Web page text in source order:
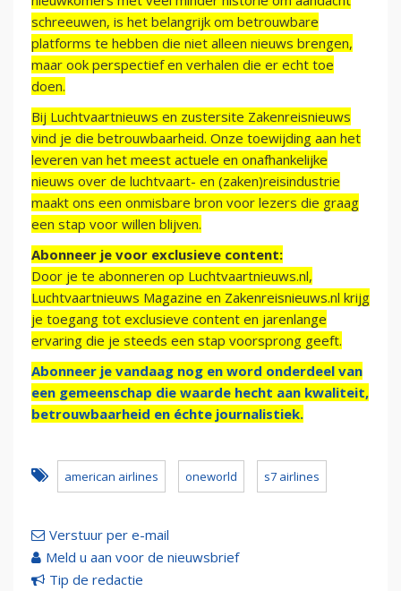
schreeuwen, is het belangrijk om betrouwbare
platforms te hebben die niet alleen nieuws brengen,
maar ook perspectief en verhalen die er echt toe
doen.
Bij Luchtvaartnieuws en zustersite Zakenreisnieuws
vind je die betrouwbaarheid. Onze toewijding aan het
leveren van het meest actuele en onafhankelijke
nieuws over de luchtvaart- en (zaken)reisindustrie
maakt ons een onmisbare bron voor lezers die graag
een stap voor willen blijven.
Abonneer je voor exclusieve content:
Door je te abonneren op Luchtvaartnieuws.nl,
Luchtvaartnieuws Magazine en Zakenreisnieuws.nl krijg
je toegang tot exclusieve content en jarenlange
ervaring die je steeds een stap voorsprong geeft.
Abonneer je vandaag nog en word onderdeel van
een gemeenschap die waarde hecht aan kwaliteit,
betrouwbaarheid en échte journalistiek.
american airlines oneworld s7 airlines
Verstuur per e-mail
Meld u aan voor de nieuwsbrief
Tip de redactie